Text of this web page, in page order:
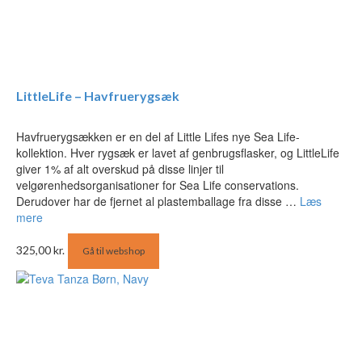
LittleLife – Havfruerygsæk
Havfruerygsækken er en del af Little Lifes nye Sea Life-
kollektion. Hver rygsæk er lavet af genbrugsflasker, og LittleLife
giver 1% af alt overskud på disse linjer til
velgørenhedsorganisationer for Sea Life conservations.
Derudover har de fjernet al plastemballage fra disse … Læs
mere
325,00kr. Gå til webshop